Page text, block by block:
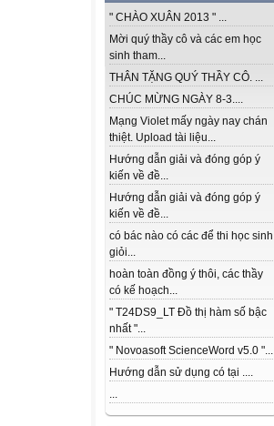
" CHÀO XUÂN 2013 " ...
Mời quý thầy cô và các em học
sinh tham...
THÂN TẶNG QUÝ THẦY CÔ. ...
CHÚC MỪNG NGÀY 8-3....
Mạng Violet mấy ngày nay chán
thiệt. Upload tài liệu...
Hướng dẫn giải và đóng góp ý
kiến về đề...
Hướng dẫn giải và đóng góp ý
kiến về đề...
có bác nào có các để thi học sinh
giỏi...
hoàn toàn đồng ý thôi, các thầy
có kế hoạch...
" T24DS9_LT Đồ thị hàm số bậc
nhất "...
" Novoasoft ScienceWord v5.0 "...
Hướng dẫn sử dụng có tại ....
...